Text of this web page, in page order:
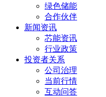
绿色储能
合作伙伴
新闻资讯
芯能资讯
行业政策
投资者关系
公司治理
当前行情
互动问答